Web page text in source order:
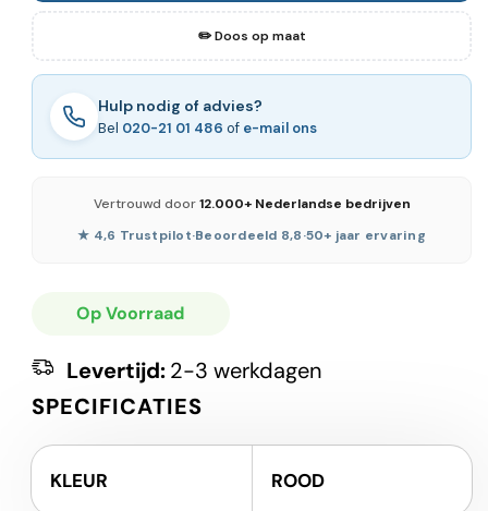
✏️ Doos op maat
Hulp nodig of advies?
Bel 020-21 01 486 of e-mail ons
Vertrouwd door12.000+ Nederlandse bedrijven
★ 4,6 Trustpilot·Beoordeeld 8,8·50+ jaar ervaring
Op Voorraad
Levertijd:2-3 werkdagen
SPECIFICATIES
KLEUR ROOD